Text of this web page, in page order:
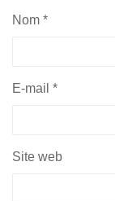
Nom *
E-mail *
Site web